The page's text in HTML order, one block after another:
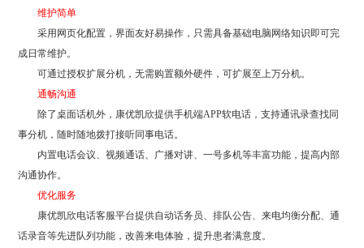
维护简单
采用网页化配置，界面友好易操作，只需具备基础电脑网络知识即可完
成日常维护。
可通过授权扩展分机，无需购置额外硬件，可扩展至上万分机。
通畅沟通
除了桌面话机外，康优凯欣提供手机端APP软电话，支持通讯录查找同
事分机，随时随地拨打接听同事电话。
内置电话会议、视频通话、广播对讲、一号多机等丰富功能，提高内部
沟通协作。
优化服务
康优凯欣电话客服平台提供自动话务员、排队公告、来电均衡分配、通
话录音等先进队列功能，改善来电体验，提升患者满意度。